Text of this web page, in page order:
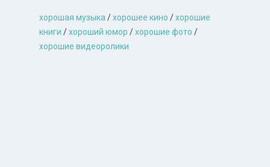
хорошая музыкa /хорошее кино /хорошие
книги /хороший юмор /хорошие фото /
хорошие видеоролики